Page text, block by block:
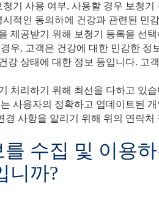
기 사용 여부, 사용할 경우 보청
적인 동의하에 건강과 관련된 민
제공받기 위해 보청기 등록을 선
우, 고객은 건강에 대한 민감한 정
강 상태에 대한 정보 등입니다. 고
처리하기 위해 최선을 다하고 있
사용자의 정확하고 업데이트된
경 사항을 알리기 위해 위의 연락처
수집 및 이용
니까?